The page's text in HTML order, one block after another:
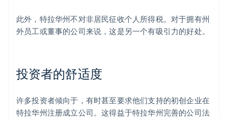
此外，特拉华州不对非居民征收个人所得税。对于拥有州
外员工或董事的公司来说，这是另一个有吸引力的好处。
投资者的舒适度
许多投资者倾向于，有时甚至要求他们支持的初创企业在
特拉华州注册成立公司。这得益于特拉华州完善的公司法